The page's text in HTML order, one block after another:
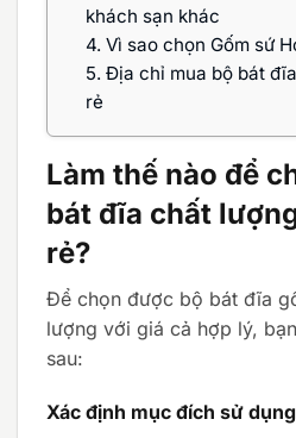
khách sạn khác
4. Vì sao chọn Gốm sứ
5. Địa chỉ mua bộ bát
rẻ
Làm thế nào để
bát đĩa chất
rẻ?
Để chọn được bộ bát đĩa
lượng với giá cả hợp lý,
sau:
Xác định mục đích sử dụng